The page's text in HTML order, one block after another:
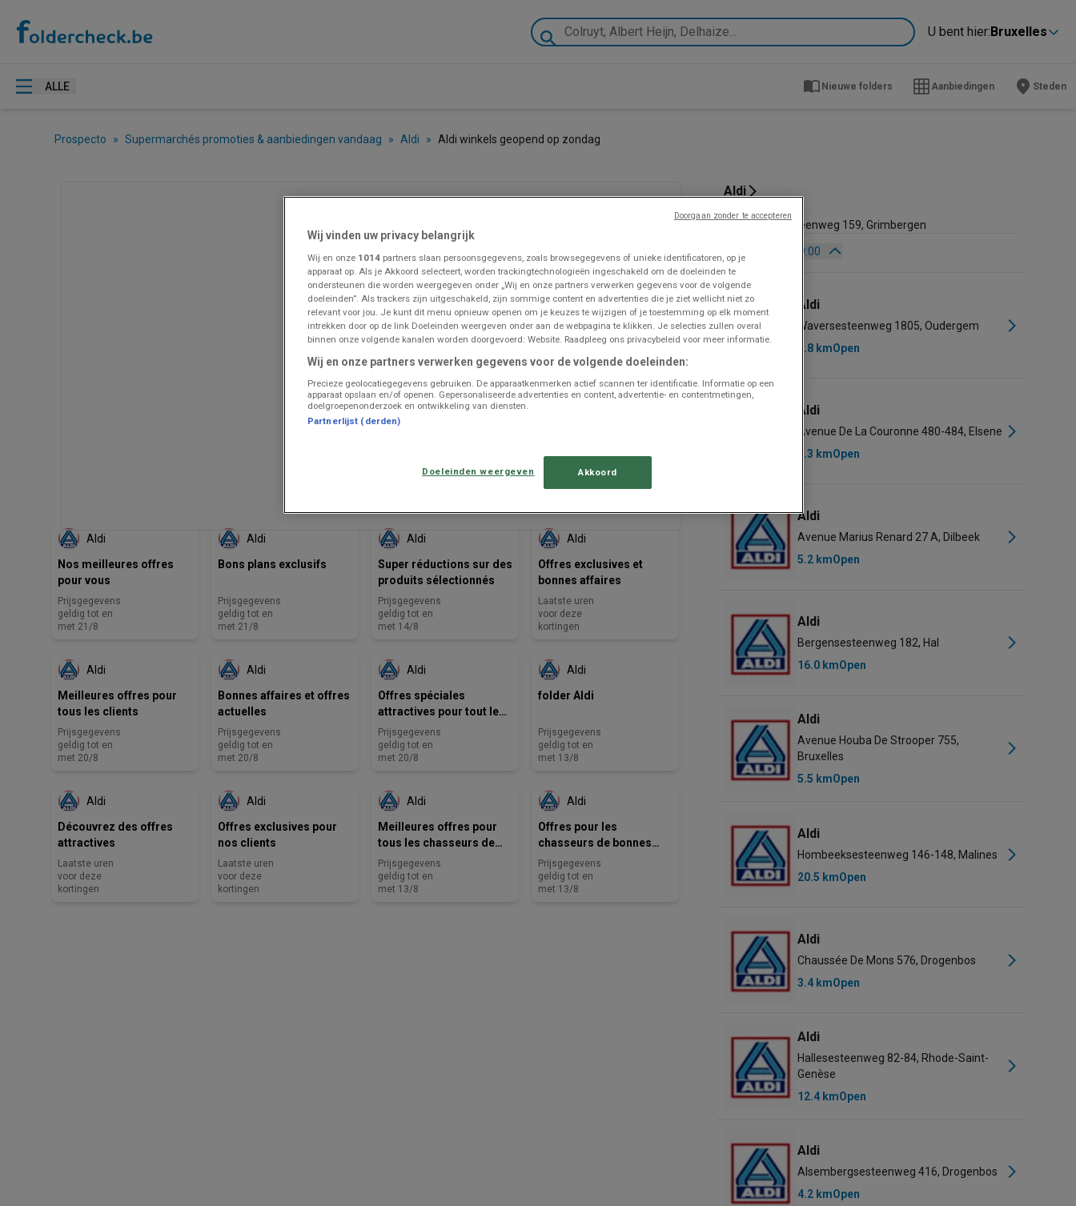
U bent hier:Bruxelles
ALLE Nieuwe folders Aanbiedingen Steden
Prospecto » Supermarchés promoties & aanbiedingen vandaag » Aldi » Aldi winkels geopend op zondag
Aldi
Nos meilleures offres
pour vous
Prijsgegevens
geldig tot en
met 21/8
Aldi
Bons plans exclusifs
Prijsgegevens
geldig tot en
met 21/8
Aldi
Super réductions sur des
produits sélectionnés
Prijsgegevens
geldig tot en
met 14/8
Aldi
Offres exclusives et
bonnes affaires
Laatste uren
voor deze
kortingen
Aldi
Meilleures offres pour
tous les clients
Prijsgegevens
geldig tot en
met 20/8
Aldi
Bonnes affaires et offres
actuelles
Prijsgegevens
geldig tot en
met 20/8
Aldi
Offres spéciales
attractives pour tout le
monde
Prijsgegevens
geldig tot en
met 20/8
Aldi
folder Aldi
Prijsgegevens
geldig tot en
met 13/8
LAATSTE UREN VOOR DEZE
Aldi
Découvrez des offres
attractives
Laatste uren
voor deze
kortingen
LAATSTE UREN VOOR DEZE
Aldi
Offres exclusives pour
nos clients
Laatste uren
voor deze
kortingen
Aldi
Meilleures offres pour
tous les chasseurs de
bonnes affaires
Prijsgegevens
geldig tot en
met 13/8
Aldi
Offres pour les
chasseurs de bonnes
affaires
Prijsgegevens
geldig tot en
met 13/8
AD Delhaize
Aldi
Vilvoordsesteenweg 159, Grimbergen
Tot 19:00
Zondag
Maandag
Dinsdag
08:00 - 19:00
Woensdag
Vrijdag
Aldi
Waversesteenweg 1805, Oudergem
6.8 kmOpen
Aldi
Avenue De La Couronne 480-484, Elsene
4.3 kmOpen
Aldi
Avenue Marius Renard 27 A, Dilbeek
5.2 kmOpen
Aldi
Bergensesteenweg 182, Hal
16.0 kmOpen
Aldi
Avenue Houba De Strooper 755,
Bruxelles
5.5 kmOpen
Aldi
Hombeeksesteenweg 146-148, Malines
20.5 kmOpen
Aldi
Chaussée De Mons 576, Drogenbos
3.4 kmOpen
Aldi
Hallesesteenweg 82-84, Rhode-Saint-
Genèse
12.4 kmOpen
Aldi
Alsembergsesteenweg 416, Drogenbos
4.2 kmOpen
Wij vinden uw privacy belangrijk
Wij en onze 1014 partners slaan persoonsgegevens, zoals browsegegevens of unieke identificatoren, op je
apparaat op. Als je Akkoord selecteert, worden trackingtechnologieën ingeschakeld om de doeleinden te
ondersteunen die worden weergegeven onder „Wij en onze partners verwerken gegevens voor de volgende
doeleinden”. Als trackers zijn uitgeschakeld, zijn sommige content en advertenties die je ziet wellicht niet zo
relevant voor jou. Je kunt dit menu opnieuw openen om je keuzes te wijzigen of je toestemming op elk moment
intrekken door op de link Doeleinden weergeven onder aan de webpagina te klikken. Je selecties zullen overal
binnen onze volgende kanalen worden doorgevoerd: Website. Raadpleeg ons privacybeleid voor meer informatie.
Wij en onze partners verwerken gegevens voor de volgende doeleinden:
Precieze geolocatiegegevens gebruiken. De apparaatkenmerken actief scannen ter identificatie. Informatie op een
apparaat opslaan en/of openen. Gepersonaliseerde advertenties en content, advertentie- en contentmetingen,
doelgroepenonderzoek en ontwikkeling van diensten.
Partnerlijst (derden)
Doeleinden weergeven Akkoord
Doorgaan zonder te accepteren